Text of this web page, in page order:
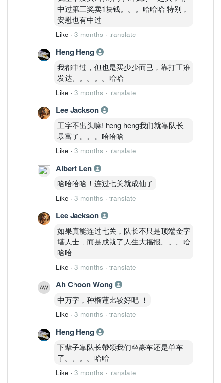
中过第三奖卖1块钱。。。哈哈哈 特别，
安慰也有中过
Like · 3 months · translate
Heng Heng
我都中过，但也是买少少而已，靠打工难
发达。。。。。哈哈
Like · 3 months · translate
Lee Jackson
工字不出头嘛! heng heng我们就靠队长
暴富了。。。哈哈哈
Like · 3 months · translate
Albert Len
哈哈哈哈！连过七关就成仙了
Like · 3 months · translate
Lee Jackson
如果真能连过七关，队长不只是顶端金字
塔人士，而是成就了人生大福报。。。哈
哈哈
Like · 3 months · translate
Ah Choon Wong
中万字，种榴蓮比较好吧 ！
Like · 3 months · translate
Heng Heng
下辈子靠队长帶领我们坐豪车还是单车
了。。。。哈哈
Like · 3 months · translate